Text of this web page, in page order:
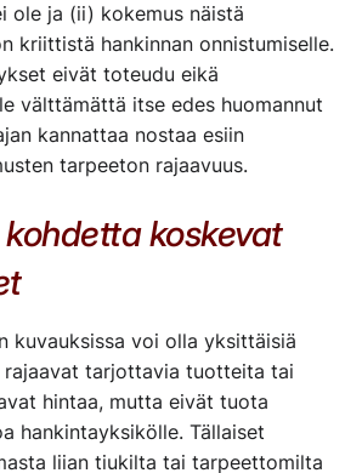
ole ja (ii) kokemus näistä
kriittistä hankinnan onnistumiselle.
eivät toteudu eikä
välttämättä itse edes huomannut
kannattaa nostaa esiin
tarpeeton rajaavuus.
koskevat
kuvauksissa voi olla yksittäisiä
tarjottavia tuotteita tai
hintaa, mutta eivät tuota
hankintayksikölle. Tällaiset
liian tiukilta tai tarpeettomilta